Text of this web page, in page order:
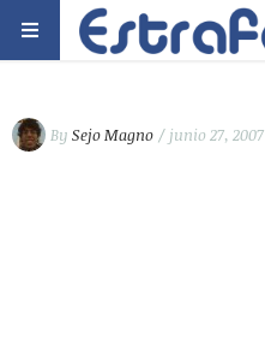
By Sejo Magno / junio 27, 2007